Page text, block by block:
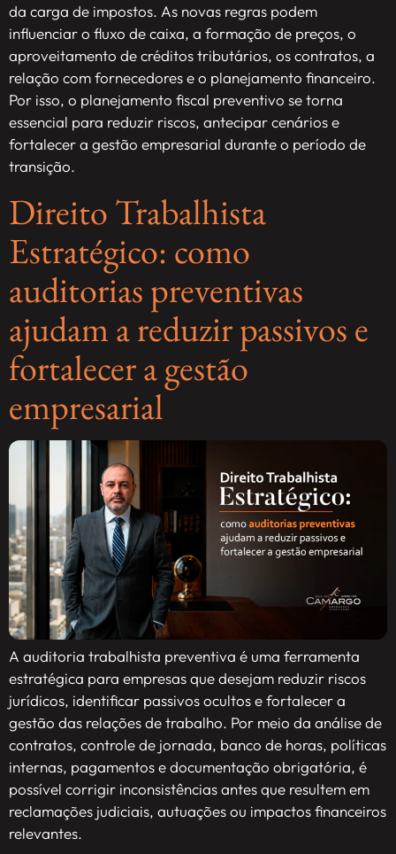
da carga de impostos. As novas regras podem
influenciar o fluxo de caixa, a formação de preços, o
aproveitamento de créditos tributários, os contratos, a
relação com fornecedores e o planejamento financeiro.
Por isso, o planejamento fiscal preventivo se torna
essencial para reduzir riscos, antecipar cenários e
fortalecer a gestão empresarial durante o período de
transição.
Direito Trabalhista
Estratégico: como
auditorias preventivas
ajudam a reduzir passivos e
fortalecer a gestão
empresarial
A auditoria trabalhista preventiva é uma ferramenta
estratégica para empresas que desejam reduzir riscos
jurídicos, identificar passivos ocultos e fortalecer a
gestão das relações de trabalho. Por meio da análise de
contratos, controle de jornada, banco de horas, políticas
internas, pagamentos e documentação obrigatória, é
possível corrigir inconsistências antes que resultem em
reclamações judiciais, autuações ou impactos financeiros
relevantes.